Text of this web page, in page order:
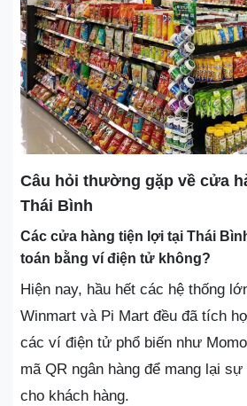
Câu hỏi thường gặp về cửa
Thái Bình
Các cửa hàng tiện lợi tại Thái
toán bằng ví điện tử không?
Hiện nay, hầu hết các hệ thống
Winmart và Pi Mart đều đã tích
các ví điện tử phổ biến như
mã QR ngân hàng để mang lại
cho khách hàng.